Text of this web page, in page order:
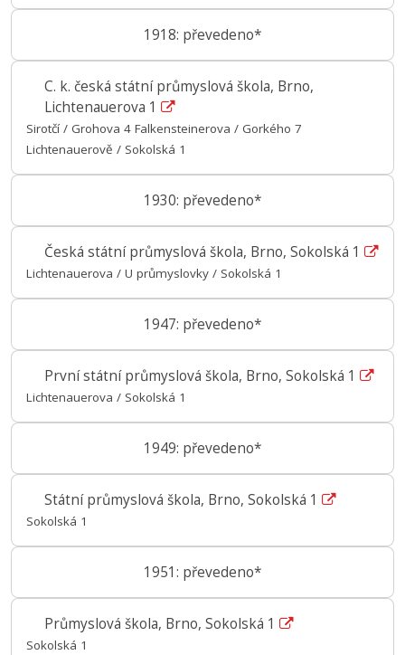
1918: převedeno*
C. k. česká státní průmyslová škola, Brno,
Lichtenauerova 1
Sirotčí / Grohova 4 Falkensteinerova / Gorkého 7
Lichtenauerově / Sokolská 1
1930: převedeno*
Česká státní průmyslová škola, Brno, Sokolská 1
Lichtenauerova / U průmyslovky / Sokolská 1
1947: převedeno*
První státní průmyslová škola, Brno, Sokolská 1
Lichtenauerova / Sokolská 1
1949: převedeno*
Státní průmyslová škola, Brno, Sokolská 1
Sokolská 1
1951: převedeno*
Průmyslová škola, Brno, Sokolská 1
Sokolská 1